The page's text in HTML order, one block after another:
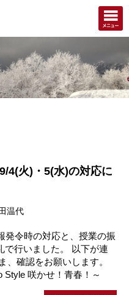
4(火)・5(水)の対応に
温代
発令時の対応と、授業の振
で行いました。 以下が連
、確認をお願いします。
Style 咲かせ！青春！～